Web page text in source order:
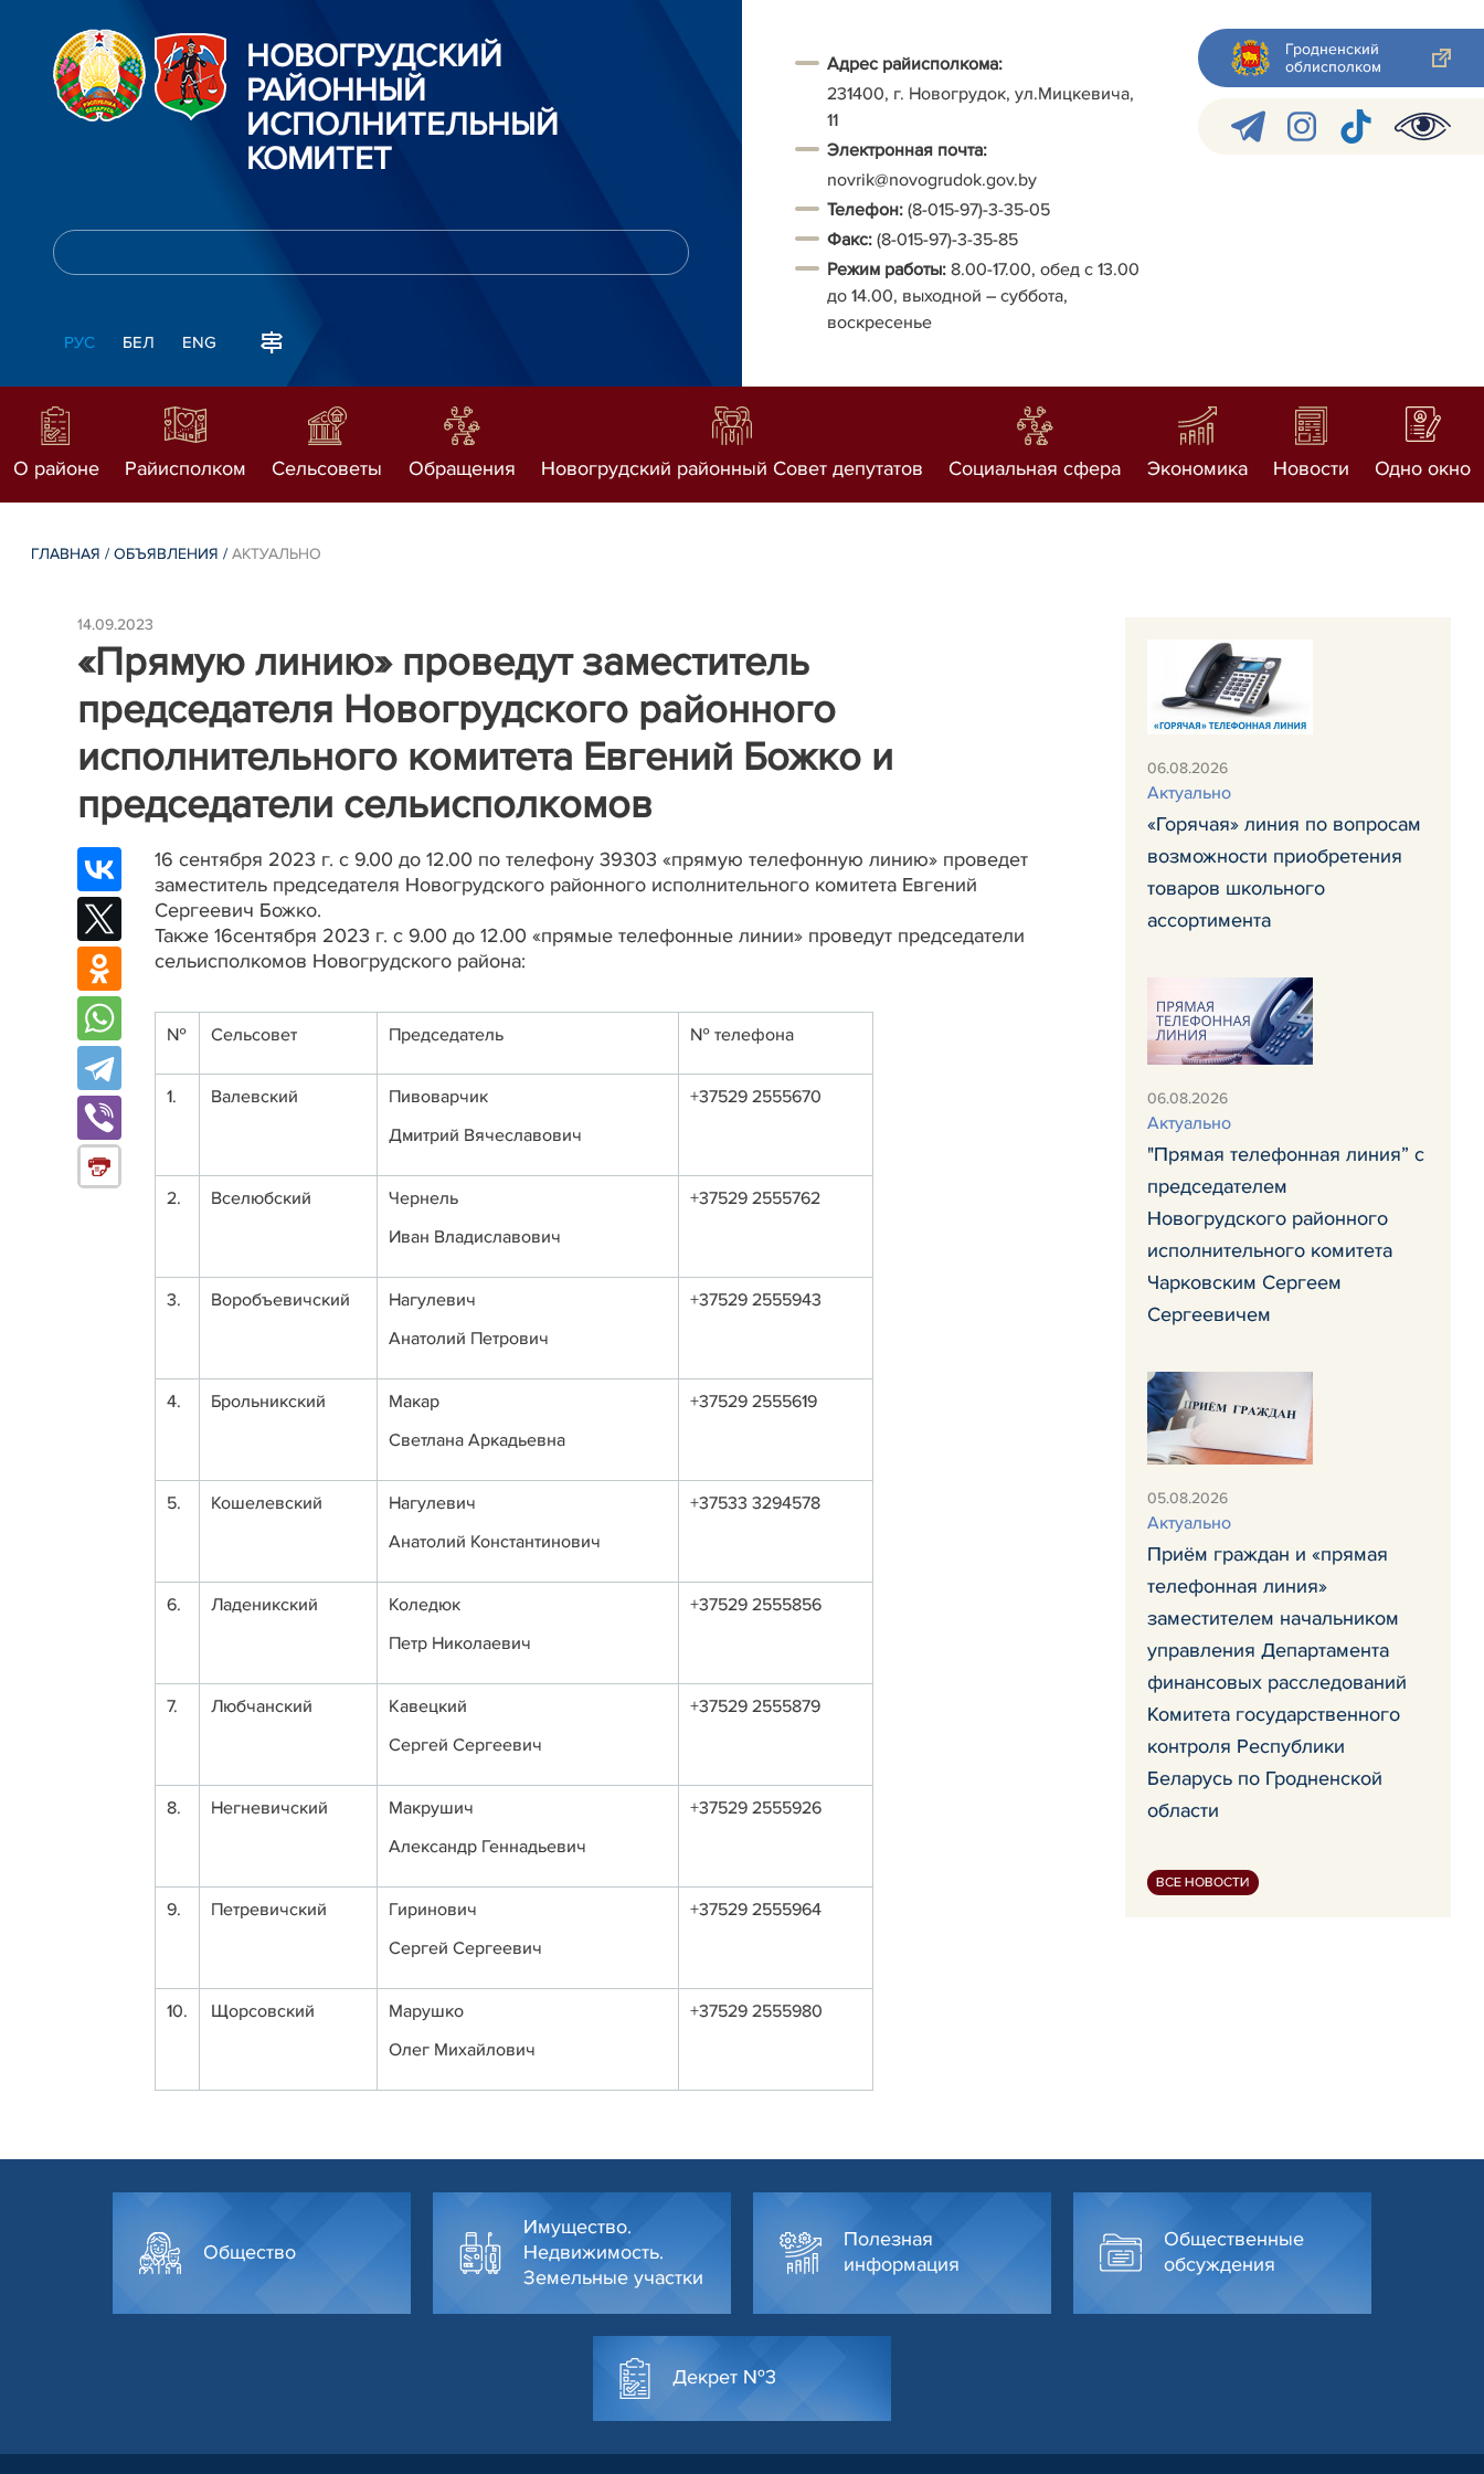
НОВОГРУДСКИЙ
РАЙОННЫЙ
ИСПОЛНИТЕЛЬНЫЙ
КОМИТЕТ
РУС БЕЛ ENG
Адрес райисполкома:
231400, г. Новогрудок, ул.Мицкевича,
11
Электронная почта:
novrik@novogrudok.gov.by
Телефон: (8-015-97)-3-35-05
Факс: (8-015-97)-3-35-85
Режим работы: 8.00-17.00, обед с 13.00
до 14.00, выходной – суббота,
воскресенье
Гродненский
облисполком
О районе Райисполком Сельсоветы Обращения Новогрудский районный Совет депутатов Социальная сфера Экономика Новости Одно окно
ГЛАВНАЯ /ОБЪЯВЛЕНИЯ /АКТУАЛЬНО
14.09.2023
«Прямую линию» проведут заместитель
председателя Новогрудского районного
исполнительного комитета Евгений Божко и
председатели сельисполкомов
16 сентября 2023 г. с 9.00 до 12.00 по телефону 39303 «прямую телефонную линию» проведет
заместитель председателя Новогрудского районного исполнительного комитета Евгений
Сергеевич Божко.
Также 16сентября 2023 г. с 9.00 до 12.00 «прямые телефонные линии» проведут председатели
сельисполкомов Новогрудского района:
№ Сельсовет Председатель № телефона
1. Валевский
Пивоварчик
Дмитрий Вячеславович
+37529 2555670
2. Вселюбский
Чернель
Иван Владиславович
+37529 2555762
3. Воробъевичский
Нагулевич
Анатолий Петрович
+37529 2555943
4. Брольникский
Макар
Светлана Аркадьевна
+37529 2555619
5. Кошелевский
Нагулевич
Анатолий Константинович
+37533 3294578
6. Ладеникский
Коледюк
Петр Николаевич
+37529 2555856
7. Любчанский
Кавецкий
Сергей Сергеевич
+37529 2555879
8. Негневичский
Макрушич
Александр Геннадьевич
+37529 2555926
9. Петревичский
Гиринович
Сергей Сергеевич
+37529 2555964
10. Щорсовский
Марушко
Олег Михайлович
+37529 2555980
06.08.2026
Актуально
«Горячая» линия по вопросам
возможности приобретения
товаров школьного
ассортимента
06.08.2026
Актуально
"Прямая телефонная линия” с
председателем
Новогрудского районного
исполнительного комитета
Чарковским Сергеем
Сергеевичем
05.08.2026
Актуально
Приём граждан и «прямая
телефонная линия»
заместителем начальником
управления Департамента
финансовых расследований
Комитета государственного
контроля Республики
Беларусь по Гродненской
области
ВСЕ НОВОСТИ
Общество
Имущество.
Недвижимость.
Земельные участки
Полезная
информация
Общественные
обсуждения
Декрет №3